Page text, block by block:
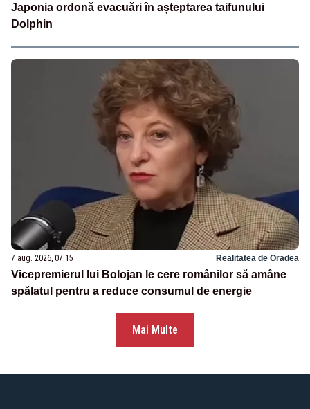
Japonia ordonă evacuări în așteptarea taifunului
Dolphin
7 aug. 2026, 07:15 Realitatea de Oradea
Vicepremierul lui Bolojan le cere românilor să amâne
spălatul pentru a reduce consumul de energie
Mai Multe